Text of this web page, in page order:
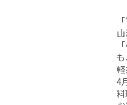
軽
4
料